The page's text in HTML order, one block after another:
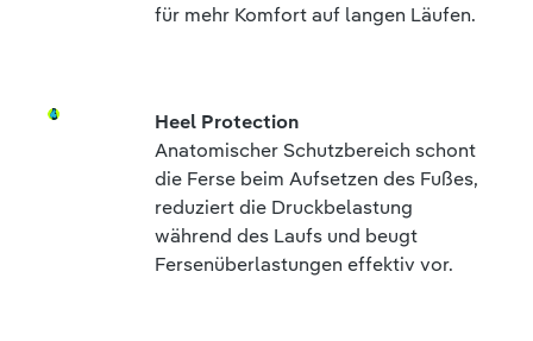
für mehr Komfort auf langen Läufen.
Heel Protection
Anatomischer Schutzbereich schont
die Ferse beim Aufsetzen des Fußes,
reduziert die Druckbelastung
während des Laufs und beugt
Fersenüberlastungen effektiv vor.